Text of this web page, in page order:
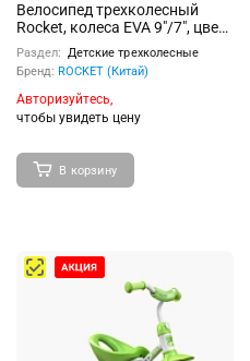
Велосипед трехколесный
Rocket, колеса EVA 9"/7", цвет
зеленый/желтый
Раздел: Детские трехколесные
Бренд: ROCKET (Китай)
Авторизуйтесь,
чтобы увидеть цену
В корзину